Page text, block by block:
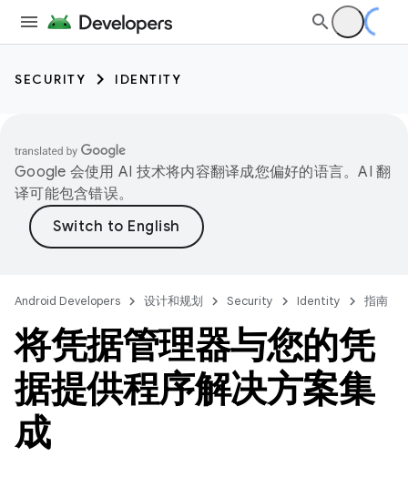
SECURITY IDENTITY
Google 会使用 AI 技术将内容翻译成您偏好的语言。AI 翻
译可能包含错误。
Android Developers 设计和规划 Security Identity 指南
将凭据管理器与您的凭
据提供程序解决方案集
成